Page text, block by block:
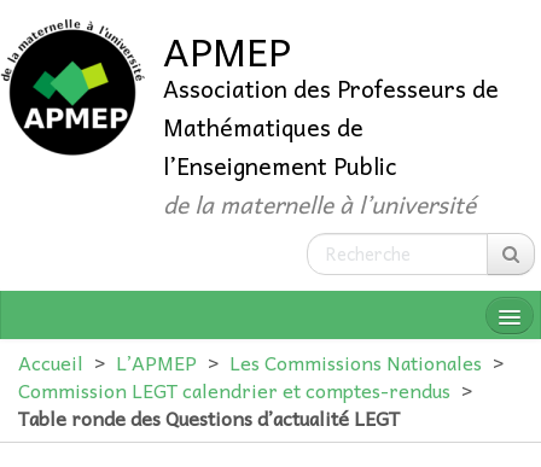
APMEP
Association des Professeurs de
Mathématiques de
l’Enseignement Public
de la maternelle à l’université
QUI SOMMES-NOUS ?
Accueil > L’APMEP > Les Commissions Nationales >
Commission LEGT calendrier et comptes-rendus >
Table ronde des Questions d’actualité LEGT